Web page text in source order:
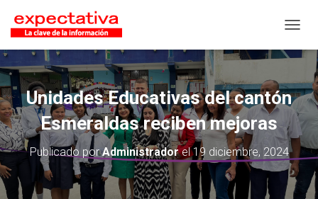
Unidades Educativas del cantón
Esmeraldas reciben mejoras
Publicado porAdministradorel19 diciembre, 2024